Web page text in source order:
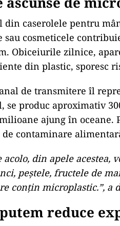
din caserolele pentru
sau cosmeticele
Obiceiurile zilnice,
din plastic, sporesc
de transmitere îl
se produc aproximativ
ajung în oceane.
contaminare
acolo, din apele
peștele, fructele de
conțin microplastic.”, a
reduce